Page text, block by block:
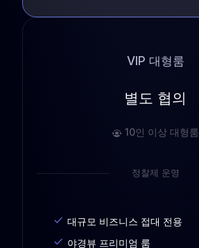
VIP 대형룸
별도 협의
10인 이상 대형룸
정찰제 운영
대규모 비즈니스 접대 전용
야경뷰 프리미엄 룸